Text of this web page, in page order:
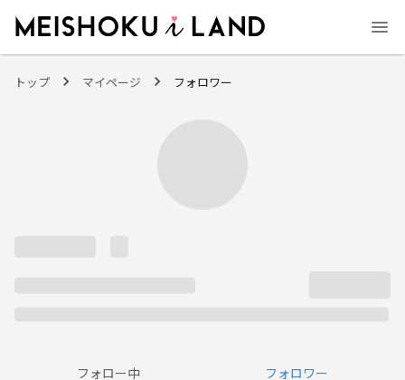
トップ マイページ フォロワー
フォロー中 フォロワー